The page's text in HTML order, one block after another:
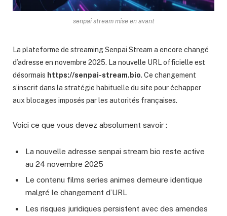
senpai stream mise en avant
La plateforme de streaming Senpai Stream a encore changé
d’adresse en novembre 2025. La nouvelle URL officielle est
désormais https://senpai-stream.bio. Ce changement
s’inscrit dans la stratégie habituelle du site pour échapper
aux blocages imposés par les autorités françaises.
Voici ce que vous devez absolument savoir :
La nouvelle adresse senpai stream bio reste active
au 24 novembre 2025
Le contenu films series animes demeure identique
malgré le changement d’URL
Les risques juridiques persistent avec des amendes